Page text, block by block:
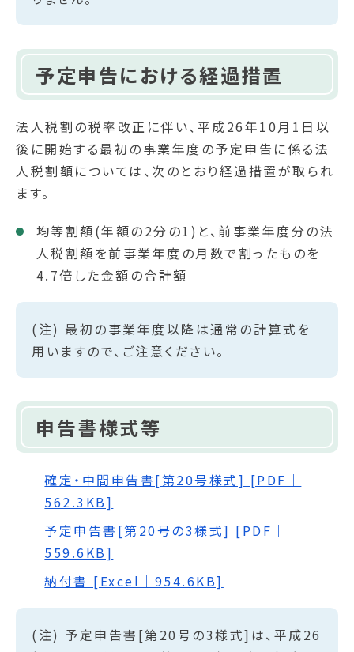
予定申告における経過措置
法人税割の税率改正に伴い、平成26年10月1日以
後に開始する最初の事業年度の予定申告に係る法
人税割額については、次のとおり経過措置が取られ
ます。
均等割額(年額の2分の1)と、前事業年度分の法
人税割額を前事業年度の月数で割ったものを
4.7倍した金額の合計額
(注) 最初の事業年度以降は通常の計算式を
用いますので、ご注意ください。
申告書様式等
確定・中間申告書[第20号様式] [PDF｜
562.3KB]
予定申告書[第20号の3様式] [PDF｜
559.6KB]
納付書 [Excel｜954.6KB]
(注) 予定申告書[第20号の3様式]は、平成26